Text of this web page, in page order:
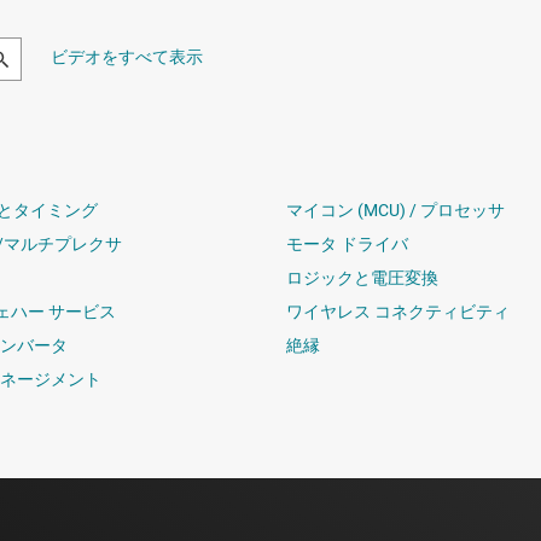
ビデオをすべて表示
タイミング
ルチプレクサ
ハー サービス
バータ
ージメント
マイコン (MCU) / プロセッサ
モータ ドライバ
ロジックと電圧変換
ワイヤレス コネクティビティ
絶縁